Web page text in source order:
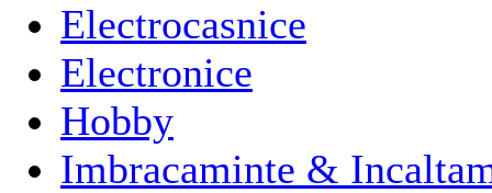
Electrocasnice
Electronice
Hobby
Imbracaminte &